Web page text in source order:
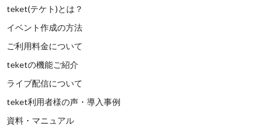
teket(テケト)とは？
イベント作成の方法
ご利用料金について
teketの機能ご紹介
ライブ配信について
teket利用者様の声・導入事例
資料・マニュアル